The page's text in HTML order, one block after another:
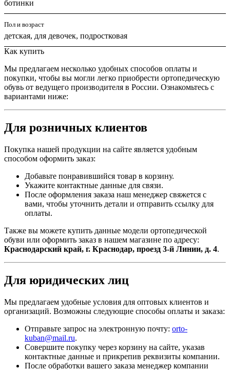
ботинки
Пол и возраст
детская, для девочек, подростковая
Как купить
Мы предлагаем несколько удобных способов оплаты и
покупки, чтобы вы могли легко приобрести ортопедическую
обувь от ведущего производителя в России. Ознакомьтесь с
вариантами ниже:
Для розничных клиентов
Покупка нашей продукции на сайте является удобным
способом оформить заказ:
Добавьте понравившийся товар в корзину.
Укажите контактные данные для связи.
После оформления заказа наш менеджер свяжется с
вами, чтобы уточнить детали и отправить ссылку для
оплаты.
Также вы можете купить данные модели ортопедической
обуви или оформить заказ в нашем магазине по адресу:
Краснодарский край, г. Краснодар, проезд 3-й Линии, д. 4.
Для юридических лиц
Мы предлагаем удобные условия для оптовых клиентов и
организаций. Возможны следующие способы оплаты и заказа:
Отправьте запрос на электронную почту: orto-
kuban@mail.ru.
Совершите покупку через корзину на сайте, указав
контактные данные и прикрепив реквизиты компании.
После обработки вашего заказа менеджер компании